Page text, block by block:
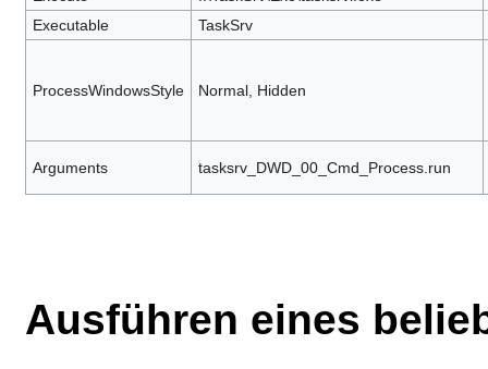
Executable
TaskSrv
ProcessWindowsStyle Normal, Hidden
Arguments tasksrv_DWD_00_Cmd_Process.run
Ausführen eines